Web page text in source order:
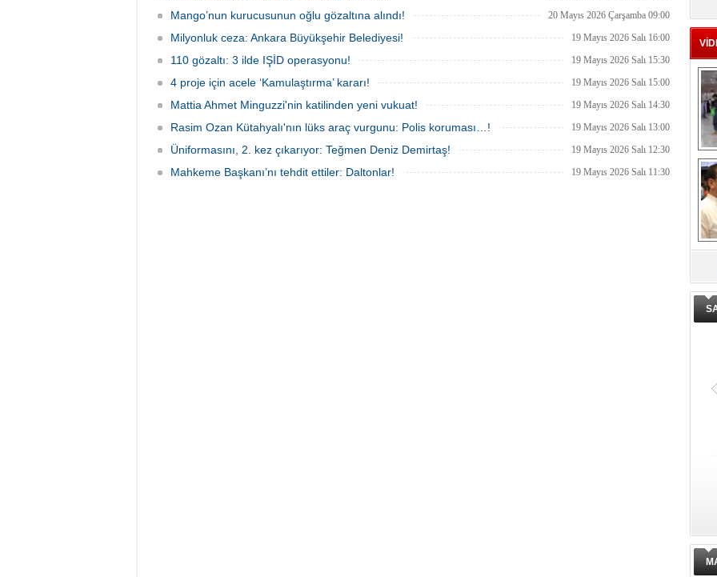
çeken detaylar yer aldı.
Mango’nun kurucusunun oğlu gözaltına alındı! 20 Mayıs 2026 Çarşamba 09:00
Milyonluk ceza: Ankara Büyükşehir Belediyesi! 19 Mayıs 2026 Salı 16:00
110 gözaltı: 3 ilde IŞİD operasyonu! 19 Mayıs 2026 Salı 15:30
4 proje için acele ‘Kamulaştırma’ kararı! 19 Mayıs 2026 Salı 15:00
Mattia Ahmet Minguzzi'nin katilinden yeni vukuat! 19 Mayıs 2026 Salı 14:30
Rasim Ozan Kütahyalı'nın lüks araç vurgunu: Polis koruması…! 19 Mayıs 2026 Salı 13:00
Üniformasını, 2. kez çıkarıyor: Teğmen Deniz Demirtaş! 19 Mayıs 2026 Salı 12:30
Mahkeme Başkanı’nı tehdit ettiler: Daltonlar! 19 Mayıs 2026 Salı 11:30